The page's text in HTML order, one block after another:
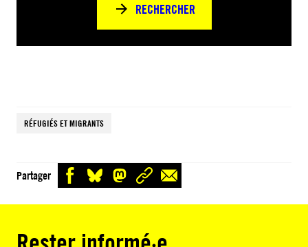
RECHERCHER
RÉFUGIÉS ET MIGRANTS
Partager